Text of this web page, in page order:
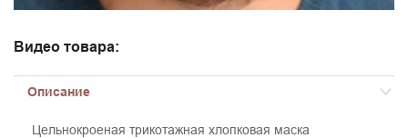
Видео товара:
Описание
Цельнокроеная трикотажная хлопковая маска